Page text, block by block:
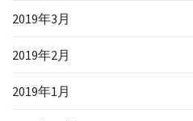
2019年3月
2019年2月
2019年1月